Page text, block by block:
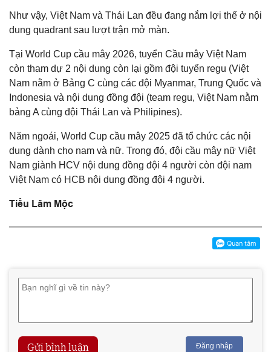
Như vậy, Việt Nam và Thái Lan đều đang nắm lợi thế ở nội
dung quadrant sau lượt trận mở màn.
Tại World Cup cầu mây 2026, tuyển Cầu mây Việt Nam
còn tham dự 2 nội dung còn lại gồm đội tuyển regu (Việt
Nam nằm ở Bảng C cùng các đội Myanmar, Trung Quốc và
Indonesia và nội dung đồng đội (team regu, Việt Nam nằm
bảng A cùng đội Thái Lan và Philipines).
Năm ngoái, World Cup cầu mây 2025 đã tổ chức các nội
dung dành cho nam và nữ. Trong đó, đội cầu mây nữ Việt
Nam giành HCV nội dung đồng đội 4 người còn đội nam
Việt Nam có HCB nội dung đồng đội 4 người.
Tiểu Lâm Mộc
Gửi bình luận Đăng nhập